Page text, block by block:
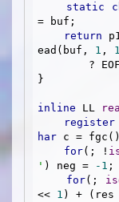
static
= buf;
return
ead(buf, 1 ,
}
inline LL
register
har c =
for(; !
' ) neg = -1 ;
for(;
<< 1 ) + (res